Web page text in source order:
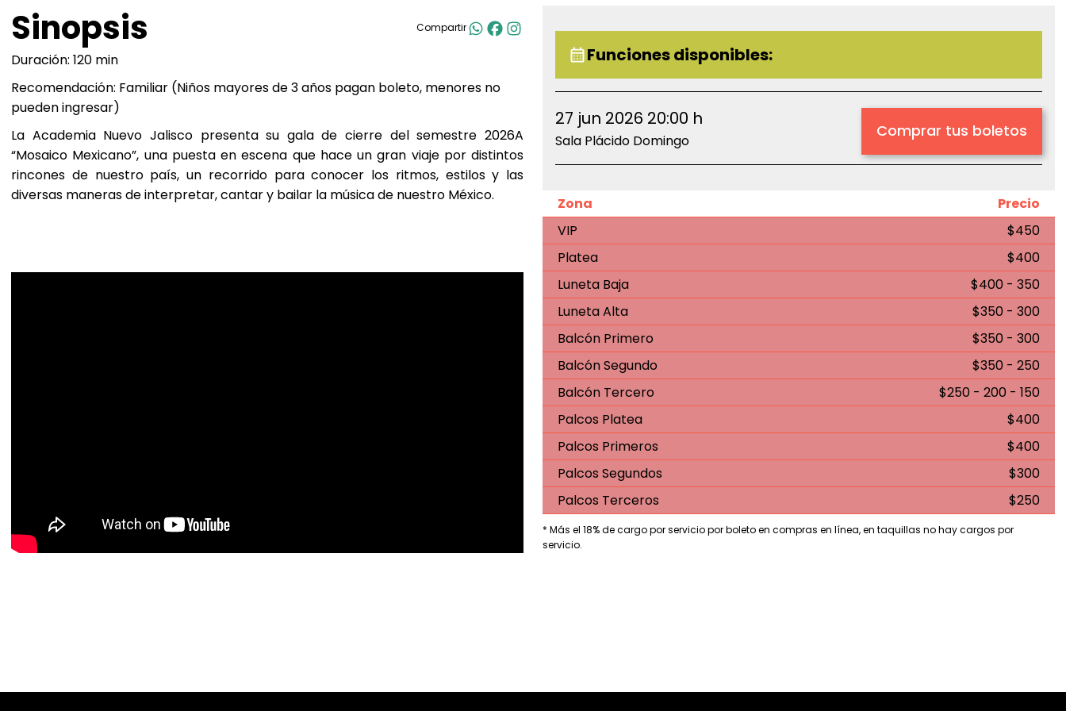
Sinopsis Compartir
Duración: 120 min
Recomendación: Familiar (Niños mayores de 3 años pagan boleto, menores no
pueden ingresar)
La Academia Nuevo Jalisco presenta su gala de cierre del semestre 2026A
“Mosaico Mexicano”, una puesta en escena que hace un gran viaje por distintos
rincones de nuestro país, un recorrido para conocer los ritmos, estilos y las
diversas maneras de interpretar, cantar y bailar la música de nuestro México.
Funciones disponibles:
27 jun 2026 20:00 h
Sala Plácido Domingo Comprar tus boletos
Zona
Precio
VIP
$450
Platea
$400
Luneta Baja
$400 - 350
Luneta Alta
$350 - 300
Balcón Primero
$350 - 300
Balcón Segundo
$350 - 250
Balcón Tercero
$250 - 200 - 150
Palcos Platea
$400
Palcos Primeros
$400
Palcos Segundos
$300
Palcos Terceros
$250
* Más el 18% de cargo por servicio por boleto en compras en línea, en taquillas no hay cargos por
servicio.